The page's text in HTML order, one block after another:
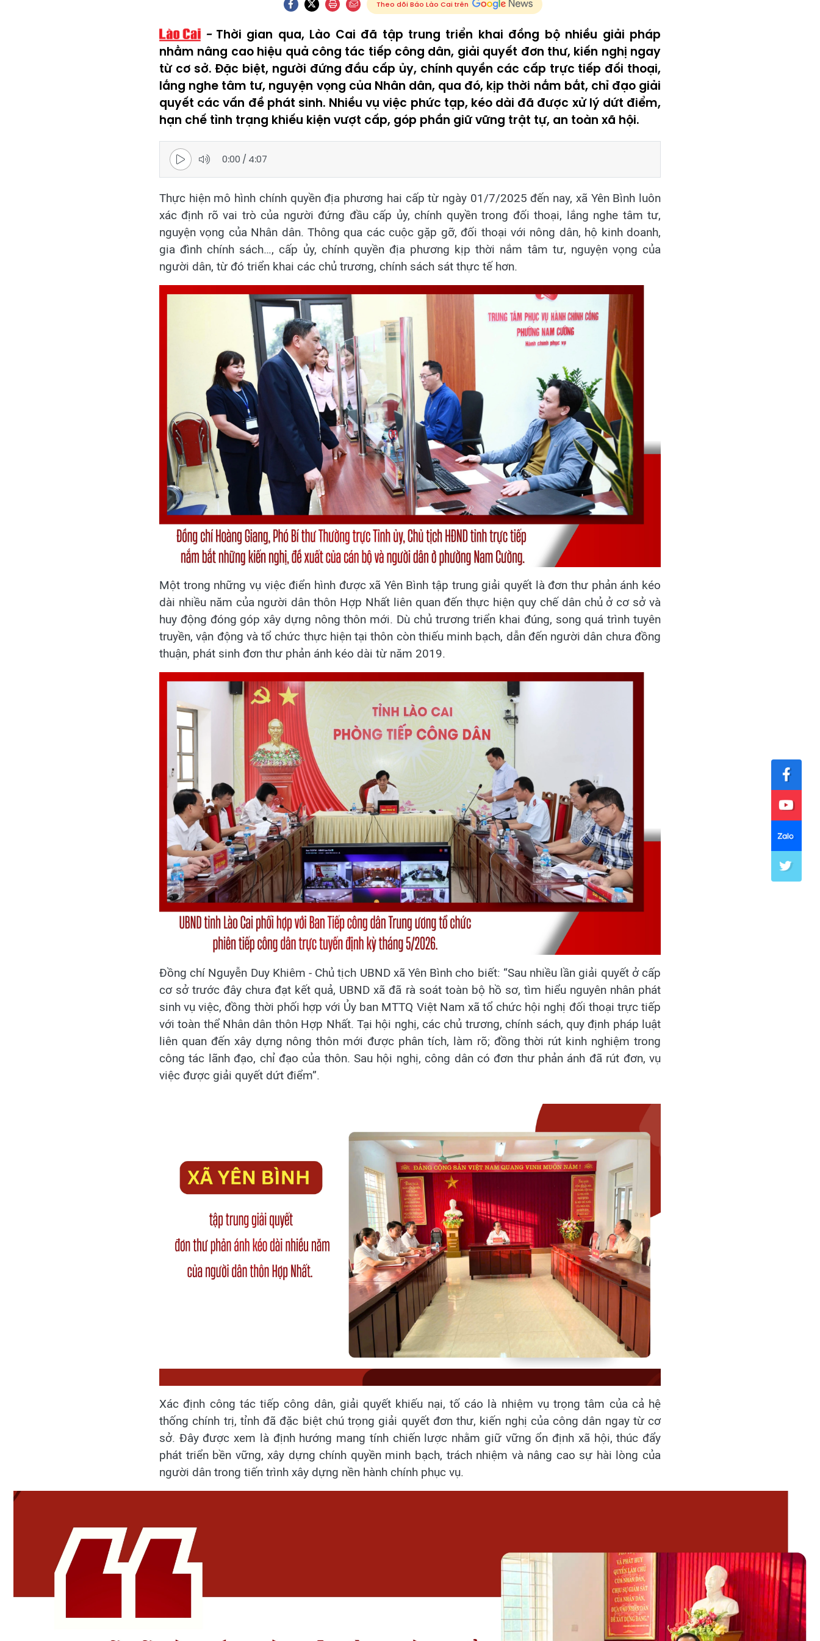
Theo dõi Báo Lào Cai trên
Thời gian qua, Lào Cai đã tập trung triển khai đồng bộ nhiều giải pháp
nhằm nâng cao hiệu quả công tác tiếp công dân, giải quyết đơn thư, kiến nghị ngay
từ cơ sở. Đặc biệt, người đứng đầu cấp ủy, chính quyền các cấp trực tiếp đối thoại,
lắng nghe tâm tư, nguyện vọng của Nhân dân, qua đó, kịp thời nắm bắt, chỉ đạo giải
quyết các vấn đề phát sinh. Nhiều vụ việc phức tạp, kéo dài đã được xử lý dứt điểm,
hạn chế tình trạng khiếu kiện vượt cấp, góp phần giữ vững trật tự, an toàn xã hội.
0:00 / 4:07
Thực hiện mô hình chính quyền địa phương hai cấp từ ngày 01/7/2025 đến nay, xã Yên Bình luôn
xác định rõ vai trò của người đứng đầu cấp ủy, chính quyền trong đối thoại, lắng nghe tâm tư,
nguyện vọng của Nhân dân. Thông qua các cuộc gặp gỡ, đối thoại với nông dân, hộ kinh doanh,
gia đình chính sách…, cấp ủy, chính quyền địa phương kịp thời nắm tâm tư, nguyện vọng của
người dân, từ đó triển khai các chủ trương, chính sách sát thực tế hơn.
Một trong những vụ việc điển hình được xã Yên Bình tập trung giải quyết là đơn thư phản ánh kéo
dài nhiều năm của người dân thôn Hợp Nhất liên quan đến thực hiện quy chế dân chủ ở cơ sở và
huy động đóng góp xây dựng nông thôn mới. Dù chủ trương triển khai đúng, song quá trình tuyên
truyền, vận động và tổ chức thực hiện tại thôn còn thiếu minh bạch, dẫn đến người dân chưa đồng
thuận, phát sinh đơn thư phản ánh kéo dài từ năm 2019.
Đồng chí Nguyễn Duy Khiêm - Chủ tịch UBND xã Yên Bình cho biết: “Sau nhiều lần giải quyết ở cấp
cơ sở trước đây chưa đạt kết quả, UBND xã đã rà soát toàn bộ hồ sơ, tìm hiểu nguyên nhân phát
sinh vụ việc, đồng thời phối hợp với Ủy ban MTTQ Việt Nam xã tổ chức hội nghị đối thoại trực tiếp
với toàn thể Nhân dân thôn Hợp Nhất. Tại hội nghị, các chủ trương, chính sách, quy định pháp luật
liên quan đến xây dựng nông thôn mới được phân tích, làm rõ; đồng thời rút kinh nghiệm trong
công tác lãnh đạo, chỉ đạo của thôn. Sau hội nghị, công dân có đơn thư phản ánh đã rút đơn, vụ
việc được giải quyết dứt điểm”.
Xác định công tác tiếp công dân, giải quyết khiếu nại, tố cáo là nhiệm vụ trọng tâm của cả hệ
thống chính trị, tỉnh đã đặc biệt chú trọng giải quyết đơn thư, kiến nghị của công dân ngay từ cơ
sở. Đây được xem là định hướng mang tính chiến lược nhằm giữ vững ổn định xã hội, thúc đẩy
phát triển bền vững, xây dựng chính quyền minh bạch, trách nhiệm và nâng cao sự hài lòng của
người dân trong tiến trình xây dựng nền hành chính phục vụ.